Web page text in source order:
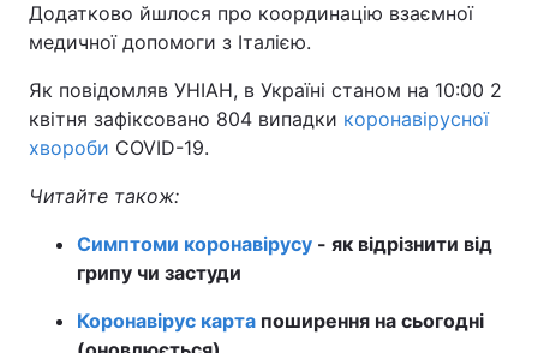
Додатково йшлося про координацію взаємної
медичної допомоги з Італією.
Як повідомляв УНІАН, в Україні станом на 10:00 2
квітня зафіксовано 804 випадки коронавірусної
хвороби COVID-19.
Читайте також:
Симптоми коронавірусу - як відрізнити від
грипу чи застуди
Коронавірус карта поширення на сьогодні